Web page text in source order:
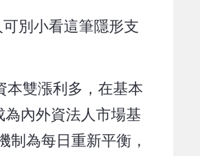
別小看這筆隱形支
本雙漲利多，在基本
內外資法人市場基
為每日重新平衡，